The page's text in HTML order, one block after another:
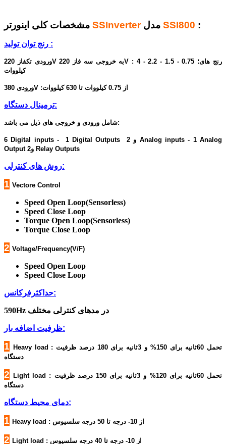
SSInverter SSI800 :
رنج توان تولید :
ورودی تکفاز 220V به خروجی سه فاز 220V : رنج های؛ 0.75 - 1.5 - 2.2 - 4
کیلووات
ورودی 380V :از 0.75 کیلووات تا 630 کیلووات
ترمینال دستگاه:
شامل ورودی و خروجی های ذیل می باشد:
6 Digital inputs - 1 Digital Outputs و 2 Analog inputs - 1 Analog
Output و2 Relay Outputs
روش های کنترلی:
1 Vectore Control
Speed Open Loop(Sensorless)
Speed Close Loop
Torque Open Loop(Sensorless)
Torque Close Loop
2 Voltage/Frequency(V/F)
Speed Open Loop
Speed Close Loop
حداکثرفرکانس:
590Hz در مدهای کنترلی مختلف
ظرفیت اضافه بار:
1 Heavy load : تحمل 60ثانیه برای 150% و 3ثانیه برای 180 درصد ظرفیت
دستگاه
2 Light load : تحمل 60ثانیه برای 120% و 3ثانیه برای 150 درصد ظرفیت
دستگاه
دمای محیط دستگاه:
1 Heavy load : از 10- درجه تا 50 درجه سلسیوس
2 Light load : از 10- درجه تا 40 درجه سلسیوس